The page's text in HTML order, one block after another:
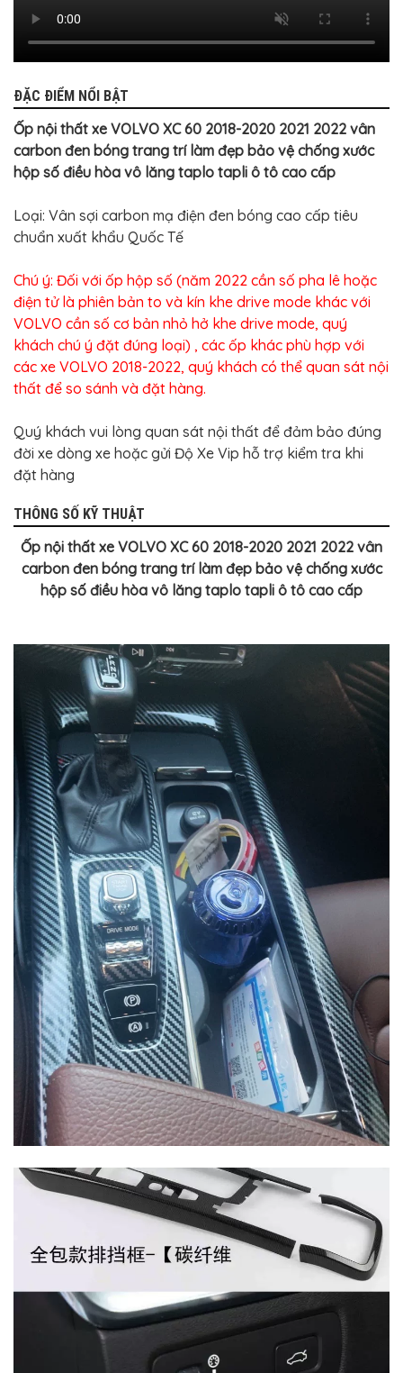
CÔNG
KHÁC
ĐẶC ĐIỂM NỔI BẬT
Ốp nội thất xe VOLVO XC 60 2018-2020 2021 2022 vân
carbon đen bóng trang trí làm đẹp bảo vệ chống xước
hộp số điều hòa vô lăng taplo tapli ô tô cao cấp
Loại: Vân sợi carbon mạ điện đen bóng cao cấp tiêu
chuẩn xuất khẩu Quốc Tế
Chú ý: Đối với ốp hộp số (năm 2022 cần số pha lê hoặc
điện tử là phiên bản to và kín khe drive mode khác với
VOLVO cần số cơ bản nhỏ hở khe drive mode, quý
khách chú ý đặt đúng loại) , các ốp khác phù hợp với
các xe VOLVO 2018-2022, quý khách có thể quan sát nội
thất để so sánh và đặt hàng.
Quý khách vui lòng quan sát nội thất để đảm bảo đúng
đời xe dòng xe hoặc gửi Độ Xe Vip hỗ trợ kiểm tra khi
đặt hàng
THÔNG SỐ KỸ THUẬT
Ốp nội thất xe VOLVO XC 60 2018-2020 2021 2022 vân
carbon đen bóng trang trí làm đẹp bảo vệ chống xước
hộp số điều hòa vô lăng taplo tapli ô tô cao cấp